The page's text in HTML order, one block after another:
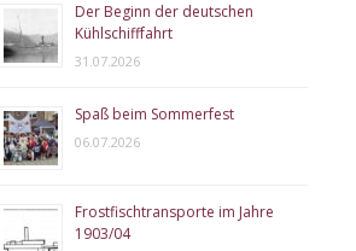
Outlook Live
Der Beginn der deutschen
Kühlschifffahrt
31.07.2026
Spaß beim Sommerfest
06.07.2026
Frostfischtransporte im Jahre
1903/04